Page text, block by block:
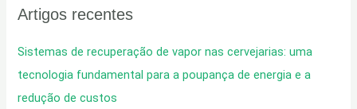
u
Artigos recentes
Sistemas de recuperação de vapor nas cervejarias: uma
tecnologia fundamental para a poupança de energia e a
redução de custos